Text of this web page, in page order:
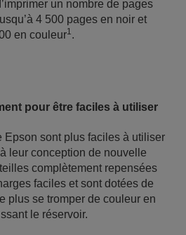
un nombre de pages
4 500 pages en noir et
en couleur1.
pour être faciles à utiliser
Epson sont plus faciles à utiliser
leur conception de nouvelle
complètement repensées
faciles et sont dotées de
plus se tromper de couleur en
le réservoir.